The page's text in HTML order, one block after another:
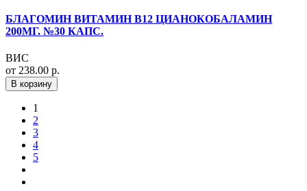
БЛАГОМИН ВИТАМИН B12 ЦИАНОКОБАЛАМИН
200МГ. №30 КАПС.
ВИС
от 238.00 р.
В корзину
1
2
3
4
5